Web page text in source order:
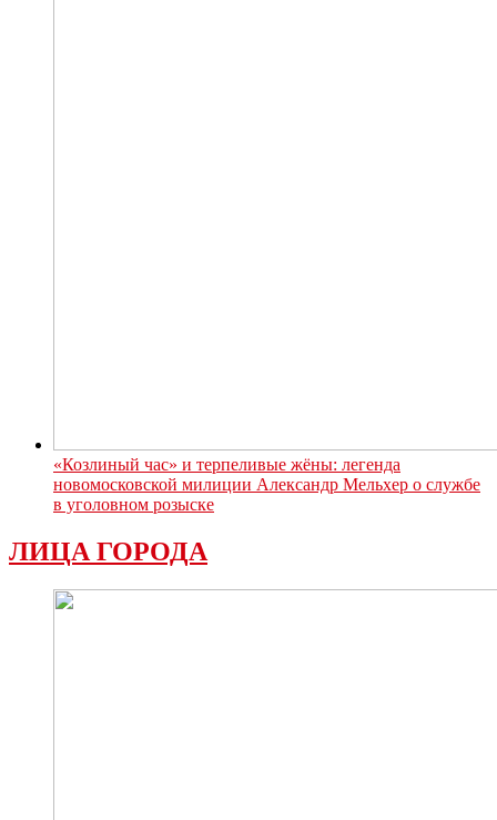
«Козлиный час» и терпеливые жёны: легенда
новомосковской милиции Александр Мельхер о службе
в уголовном розыске
ЛИЦА ГОРОДА